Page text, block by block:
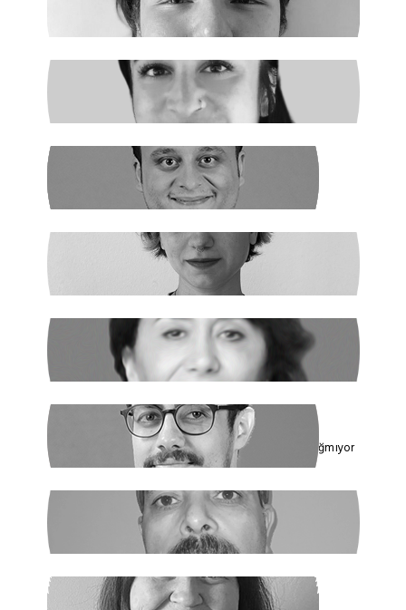
Madenciler İşaret Verdi
NURSELİ GÖZÜAÇIK
Şiddetin Faili, Çocukların Katili Kim?
NEHİR SEVİM
Dünya Çapında
ILGIN GÜRSES
Açlık ve Diğer "Çözülemez" Sorunlar
RUKİYE LEYLA SÜREN
Cumhur İttifakı’nın Hedefi: Kadınlar
ÇAĞDAŞ SİNAN DAĞ
Toplumun Enerjisi Rejimin Çuvalına Sığmıyor
GHADER ANARİ
Ne Şeyh, Ne Şah
SANEM DENİZ KURAL